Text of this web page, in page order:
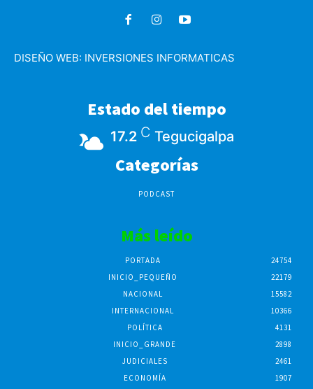
DISEÑO WEB: INVERSIONES INFORMATICAS
Estado del tiempo
17.2 C Tegucigalpa
Categorías
PODCAST
Más leído
PORTADA
24754
INICIO_PEQUEÑO
22179
NACIONAL
15582
INTERNACIONAL
10366
POLÍTICA
4131
INICIO_GRANDE
2898
JUDICIALES
2461
ECONOMÍA
1907